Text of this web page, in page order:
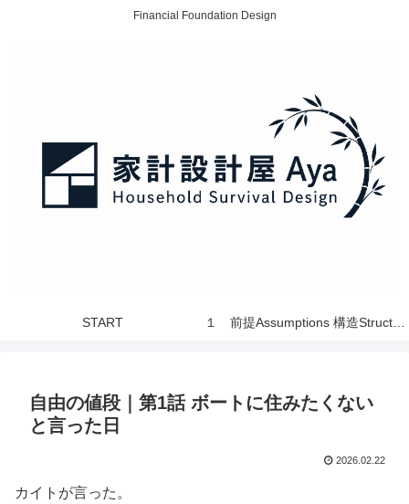
Financial Foundation Design
START
自由の値段｜第1話 ボートに住みたくない
と言った日
2026.02.22
カイトが言った。